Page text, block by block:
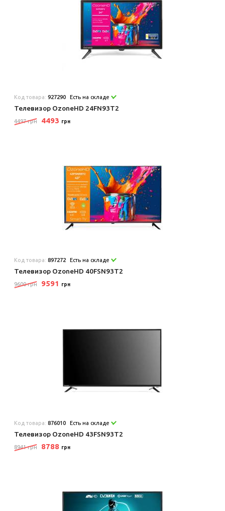
Код товара:927290 Есть на складе
Телевизор OzoneHD 24FN93T2
4497 грн 4493 грн
Код товара:897272 Есть на складе
Телевизор OzoneHD 40FSN93T2
9600 грн 9591 грн
Код товара:876010 Есть на складе
Телевизор OzoneHD 43FSN93T2
8941 грн 8788 грн